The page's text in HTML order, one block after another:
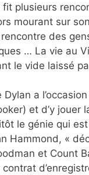
plusieurs
mourant sur
des
… La vie au
le vide laissé
a
et d’y jouer
le génie qui
Hammond, «
et Count